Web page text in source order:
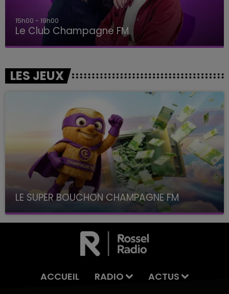
15h00 - 19h00
Le Club Champagne FM
LES JEUX
LE SUPER BOUCHON CHAMPAGNE FM
avec La Famille Champagne FM, à 8H10
ACCUEIL RADIO ACTUS